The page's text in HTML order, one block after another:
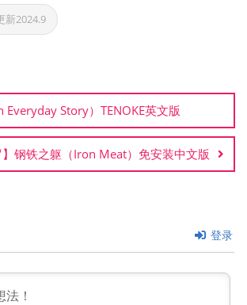
新2024.9
Everyday Story）TENOKE英文版
】钢铁之躯（Iron Meat）免安装中文版
登录